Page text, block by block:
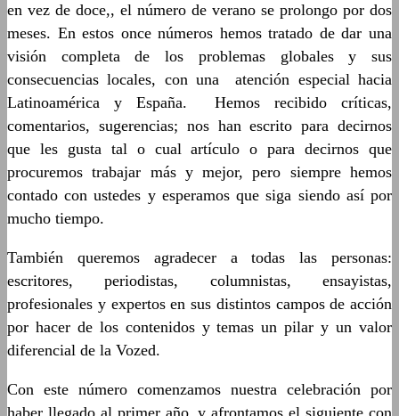
en vez de doce,, el número de verano se prolongo por dos
meses. En estos once números hemos tratado de dar una
visión completa de los problemas globales y sus
consecuencias locales, con una atención especial hacia
Latinoamérica y España. Hemos recibido críticas,
comentarios, sugerencias; nos han escrito para decirnos
que les gusta tal o cual artículo o para decirnos que
procuremos trabajar más y mejor, pero siempre hemos
contado con ustedes y esperamos que siga siendo así por
mucho tiempo.
También queremos agradecer a todas las personas:
escritores, periodistas, columnistas, ensayistas,
profesionales y expertos en sus distintos campos de acción
por hacer de los contenidos y temas un pilar y un valor
diferencial de la Vozed.
Con este número comenzamos nuestra celebración por
haber llegado al primer año, y afrontamos el siguiente con